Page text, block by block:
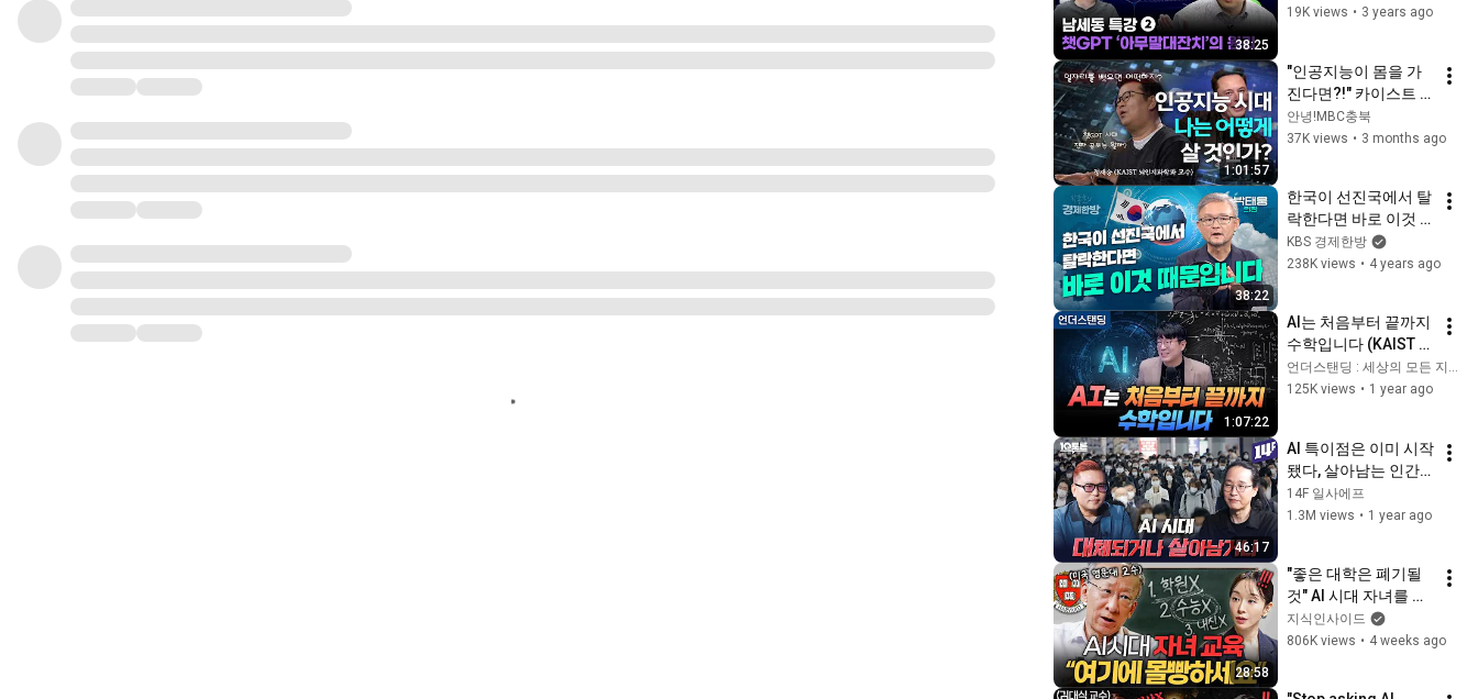
38:25
대표)
19K views • 3 years ago
1:01:57
"인공지능이 몸을 가
진다면?!" 카이스트
뇌인지과학과 정재승
교수가 말하는 'AI 시
안녕!MBC충북
37K views • 3 months ago
38:22
한국이 선진국에서 탈
락한다면 바로 이것
때문입니다 (박태웅
의장)
KBS 경제한방
238K views • 4 years ago
1:07:22
AI는 처음부터 끝까지
수학입니다 (KAIST 수
리과학과 김재경 교
수)
언더스탠딩 : 세상의 모든 지식
125K views • 1 year ago
46:17
AI 특이점은 이미 시작
됐다, 살아남는 인간
이 되는 방법 (김대식
X송길영)ㅣ10분토론
14F 일사에프
1.3M views • 1 year ago
28:58
"좋은 대학은 폐기될
것" AI 시대 자녀를 살
리는 부모의 조건ㅣ지
식인 클래스 EP.08 (조
지식인사이드
806K views • 4 weeks ago